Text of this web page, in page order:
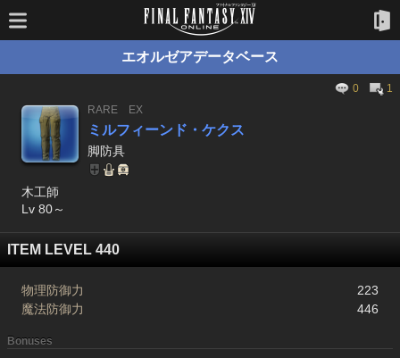
エオルゼアデータベース
0
1
RARE
EX
ミルフィーンド・ケクス
脚防具
木工師
Lv 80～
ITEM LEVEL 440
物理防御力
223
魔法防御力
446
Bonuses